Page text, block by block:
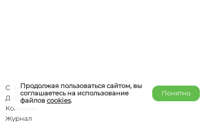
Продолжая пользоваться сайтом, вы
соглашаетесь на использование
файловcookies.
Понятно
О компании
Добавить объект
Контакты
Журнал